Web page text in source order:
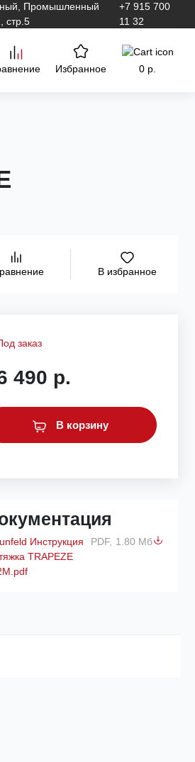
Промышленный
стр.5
+7 915 700
11 32
Избранное 0 р.
В избранное
заказ
490 р.
В корзину
Инструкция
TRAPEZE
PDF, 1.80 Мб